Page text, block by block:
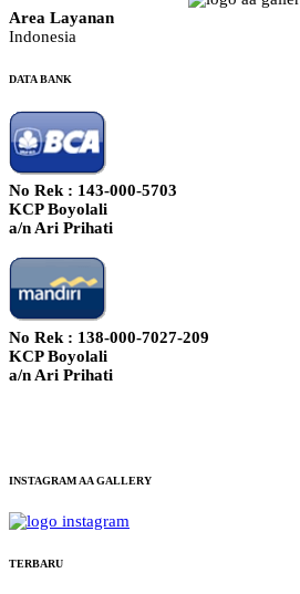
Area Layanan
Indonesia
DATA BANK
No Rek : 143-000-5703
KCP Boyolali
a/n Ari Prihati
No Rek : 138-000-7027-209
KCP Boyolali
a/n Ari Prihati
INSTAGRAM AA GALLERY
TERBARU